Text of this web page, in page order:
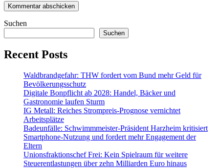
Suchen
Suchen
Recent Posts
Waldbrandgefahr: THW fordert vom Bund mehr Geld für
Bevölkerungsschutz
Digitale Bonpflicht ab 2028: Handel, Bäcker und
Gastronomie laufen Sturm
IG Metall: Reiches Strompreis-Prognose vernichtet
Arbeitsplätze
Badeunfälle: Schwimmmeister-Präsident Harzheim kritisiert
Smartphone-Nutzung und fordert mehr Engagement der
Eltern
Unionsfraktionschef Frei: Kein Spielraum für weitere
Steuerentlastungen über zehn Milliarden Euro hinaus